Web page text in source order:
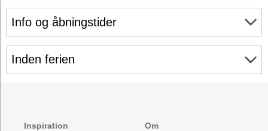
Info og åbningstider
Inden ferien
Inspiration
Om